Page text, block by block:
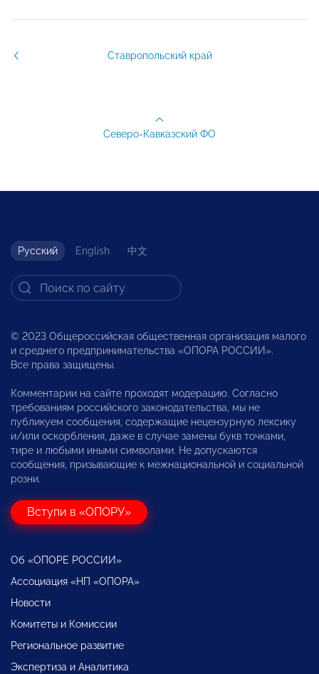
Ставропольский край
Северо-Кавказский ФО
Русский English 中文
© 2023 Общероссийская общественная организация малого
и среднего предпринимательства «ОПОРА РОССИИ».
Все права защищены.
Комментарии на сайте проходят модерацию. Согласно
требованиям российского законодательства, мы не
публикуем сообщения, содержащие нецензурную лексику
и/или оскорбления, даже в случае замены букв точками,
тире и любыми иными символами. Не допускаются
сообщения, призывающие к межнациональной и социальной
розни.
Вступи в «ОПОРУ»
Об «ОПОРЕ РОССИИ»
Ассоциация «НП «ОПОРА»
Новости
Комитеты и Комиссии
Региональное развитие
Экспертиза и Аналитика